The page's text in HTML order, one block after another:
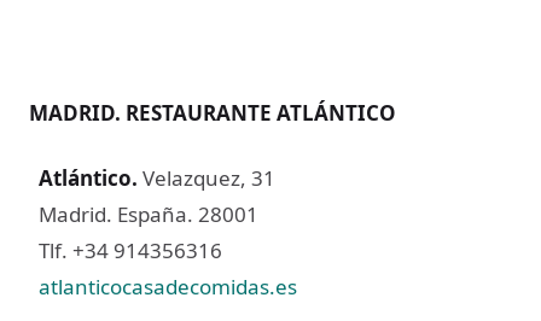
MADRID. RESTAURANTE ATLÁNTICO
Atlántico. Velazquez, 31
Madrid. España. 28001
Tlf. +34 914356316
atlanticocasadecomidas.es